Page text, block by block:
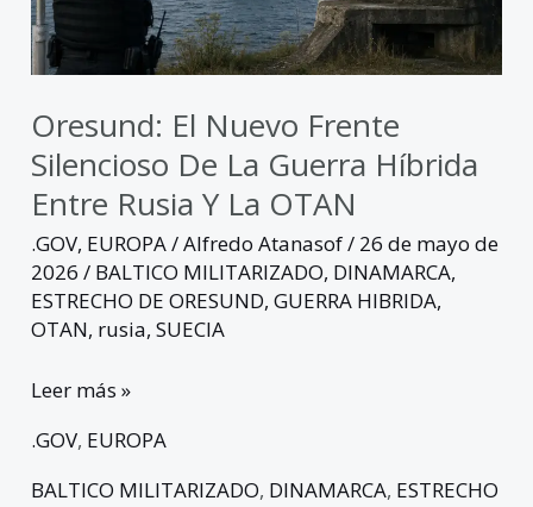
Oresund: El Nuevo Frente
Silencioso De La Guerra Híbrida
Entre Rusia Y La OTAN
.GOV, EUROPA/Alfredo Atanasof/ 26 de mayo de
2026/ BALTICO MILITARIZADO, DINAMARCA,
ESTRECHO DE ORESUND,GUERRA HIBRIDA,
OTAN, rusia,SUECIA
guerra
híbrida
entre
Rusia
y
la
OTAN
Leer más »
.GOV, EUROPA
BALTICO MILITARIZADO, DINAMARCA, ESTRECHO